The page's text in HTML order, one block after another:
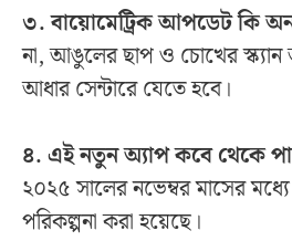
৩. বায়োমেট্রিক আপডেট কি
না, আঙুলের ছাপ ও চোখের
আধার সেন্টারে যেতে হবে।
৪. এই নতুন অ্যাপ কবে থেকে
২০২৫ সালের নভেম্বর মাসের
পরিকল্পনা করা হয়েছে।